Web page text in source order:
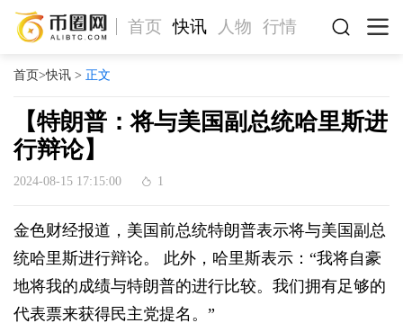
首页 快讯 人物 行情
首页>快讯> 正文
【特朗普：将与美国副总统哈里斯进
行辩论】
2024-08-15 17:15:00 1
金色财经报道，美国前总统特朗普表示将与美国副总
统哈里斯进行辩论。 此外，哈里斯表示：“我将自豪
地将我的成绩与特朗普的进行比较。我们拥有足够的
代表票来获得民主党提名。”